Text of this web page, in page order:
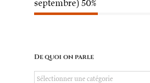
septembre) 50%
De quoi on parle
De